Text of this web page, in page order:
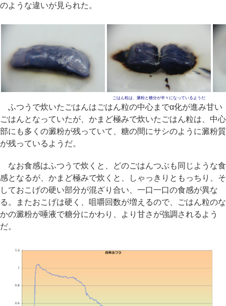
のような違いが見られた。
ごはん粒は、澱粉と糖分が半々になっているようだ
ふつうで炊いたごはんはごはん粒の中心までα化が進み甘い
ごはんとなっていたが、かまど極みで炊いたごはん粒は、中心
部にも多くの澱粉が残っていて、糖の間にサシのように澱粉質
が残っているようだ。
なお食感はふつうで炊くと、どのごはんつぶも同じような食
感となるが、かまど極みで炊くと、しゃっきりともっちり、そ
しておこげの硬い部分が混ざり合い、一口一口の食感が異な
る。またおこげは硬く、咀嚼回数が増えるので、ごはん粒のな
かの澱粉が唾液で糖分にかわり、より甘さが強調されるよう
だ。